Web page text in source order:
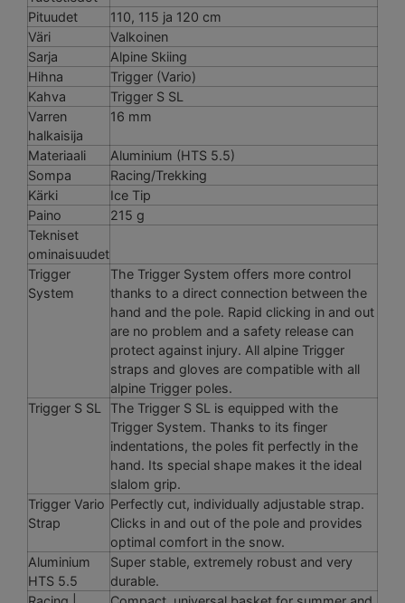
Pituudet
110, 115 ja 120 cm
Väri
Valkoinen
Sarja
Alpine Skiing
Hihna
Trigger (Vario)
Kahva
Trigger S SL
Varren
halkaisija
16 mm
Materiaali
Aluminium (HTS 5.5)
Sompa
Racing/Trekking
Kärki
Ice Tip
Paino
215 g
Tekniset
ominaisuudet
Trigger
System
The Trigger System offers more control
thanks to a direct connection between the
hand and the pole. Rapid clicking in and out
are no problem and a safety release can
protect against injury. All alpine Trigger
straps and gloves are compatible with all
alpine Trigger poles.
Trigger S SL
The Trigger S SL is equipped with the
Trigger System. Thanks to its finger
indentations, the poles fit perfectly in the
hand. Its special shape makes it the ideal
slalom grip.
Trigger Vario
Strap
Perfectly cut, individually adjustable strap.
Clicks in and out of the pole and provides
optimal comfort in the snow.
Aluminium
HTS 5.5
Super stable, extremely robust and very
durable.